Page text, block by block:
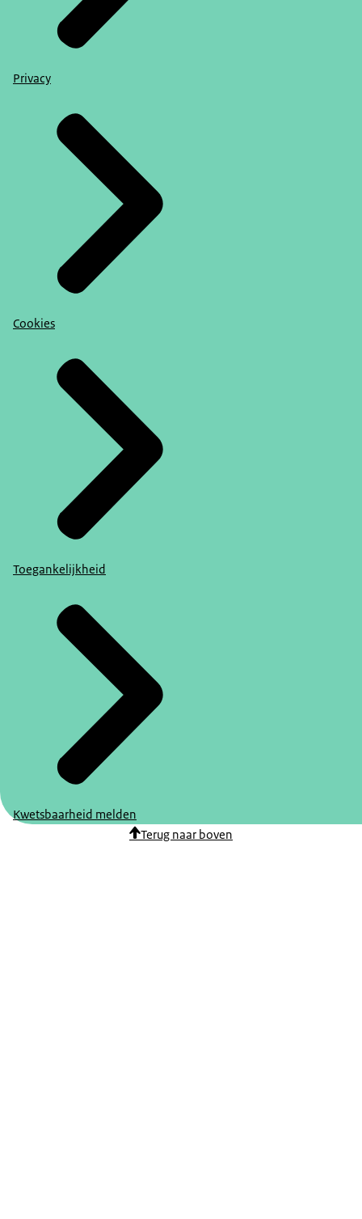
Privacy
Cookies
Toegankelijkheid
Kwetsbaarheid melden
Terug naar boven